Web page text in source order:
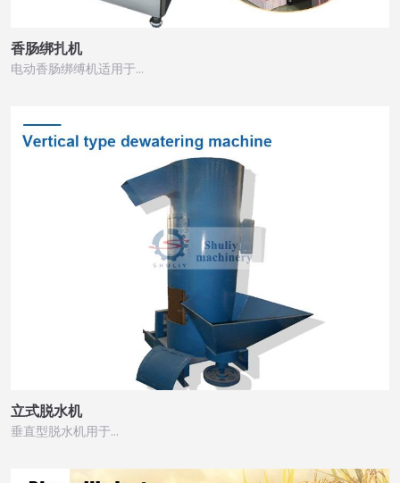
香肠绑扎机
电动香肠绑缚机适用于…
立式脱水机
垂直型脱水机用于…